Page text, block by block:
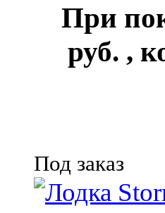
При
руб. ,
Под заказ